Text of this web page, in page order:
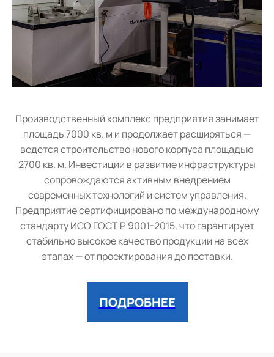
Производственный комплекс предприятия занимает
площадь 7000 кв. м и продолжает расширяться —
ведется строительство нового корпуса площадью
2700 кв. м. Инвестиции в развитие инфраструктуры
сопровождаются активным внедрением
современных технологий и систем управления.
Предприятие сертифицировано по международному
стандарту ИСО ГОСТ Р 9001-2015, что гарантирует
стабильно высокое качество продукции на всех
этапах — от проектирования до поставки.
ПОДРОБНЕЕ